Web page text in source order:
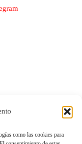
como las cookies para